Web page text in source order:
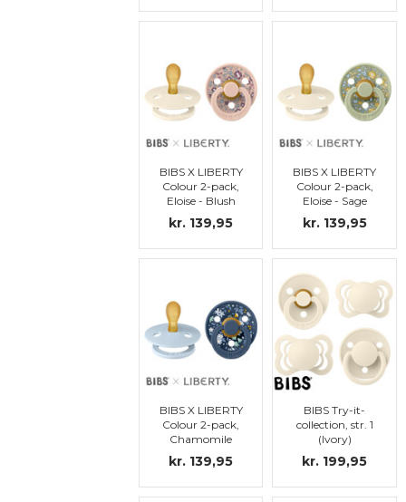
SMOKKEDEL)
BIBS X LIBERTY
Colour 2-pack,
Eloise - Blush
Mix, str. 1
(MERK:
SMOKKEDEL)
kr. 139,95
BIBS X LIBERTY
Colour 2-pack,
Eloise - Sage
Mix, str. 1
(MERK:
SMOKKEDEL)
kr. 139,95
BIBS X LIBERTY
Colour 2-pack,
Chamomile
Lawn - Baby
Blue Mix, str. 1
SYMMETRISK
kr. 139,95
BIBS Try-it-
collection, str. 1
(Ivory)
kr. 199,95